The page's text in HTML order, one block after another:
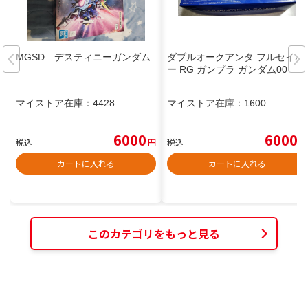
MGSD デスティニーガンダム
マイストア在庫： 4428
税込 6000円
カートに入れる
ダブルオークアンタ フルセイバ
ー RG ガンプラ ガンダム00
マイストア在庫： 1600
税込 6000
カートに入れる
このカテゴリをもっと見る